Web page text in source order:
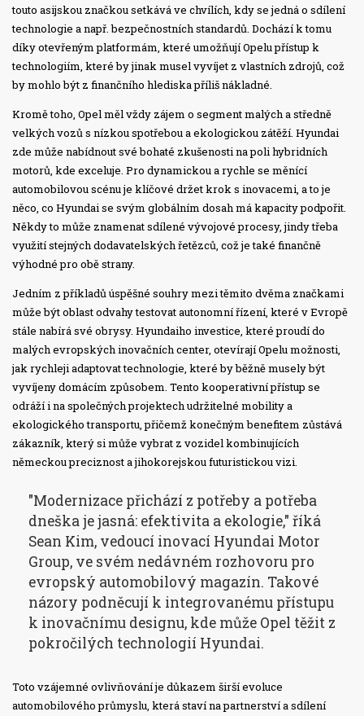
touto asijskou značkou setkává ve chvílích, kdy se jedná o sdílení
technologie a např. bezpečnostních standardů. Dochází k tomu
díky otevřeným platformám, které umožňují Opelu přístup k
technologiím, které by jinak musel vyvíjet z vlastních zdrojů, což
by mohlo být z finančního hlediska příliš nákladné.
Kromě toho, Opel měl vždy zájem o segment malých a středně
velkých vozů s nízkou spotřebou a ekologickou zátěží. Hyundai
zde může nabídnout své bohaté zkušenosti na poli hybridních
motorů, kde exceluje. Pro dynamickou a rychle se měnící
automobilovou scénu je klíčové držet krok s inovacemi, a to je
něco, co Hyundai se svým globálním dosah má kapacity podpořit.
Někdy to může znamenat sdílené vývojové procesy, jindy třeba
využití stejných dodavatelských řetězců, což je také finančně
výhodné pro obě strany.
Jedním z příkladů úspěšné souhry mezi těmito dvěma značkami
může být oblast odvahy testovat autonomní řízení, které v Evropě
stále nabírá své obrysy. Hyundaiho investice, které proudí do
malých evropských inovačních center, otevírají Opelu možnosti,
jak rychleji adaptovat technologie, které by běžně musely být
vyvíjeny domácím způsobem. Tento kooperativní přístup se
odráží i na společných projektech udržitelné mobility a
ekologického transportu, přičemž konečným benefitem zůstává
zákazník, který si může vybrat z vozidel kombinujících
německou preciznost a jihokorejskou futuristickou vizi.
"Modernizace přichází z potřeby a potřeba
dneška je jasná: efektivita a ekologie," říká
Sean Kim, vedoucí inovací Hyundai Motor
Group, ve svém nedávném rozhovoru pro
evropský automobilový magazín. Takové
názory podněcují k integrovanému přístupu
k inovačnímu designu, kde může Opel těžit z
pokročilých technologií Hyundai.
Toto vzájemné ovlivňování je důkazem širší evoluce
automobilového průmyslu, která staví na partnerství a sdílení